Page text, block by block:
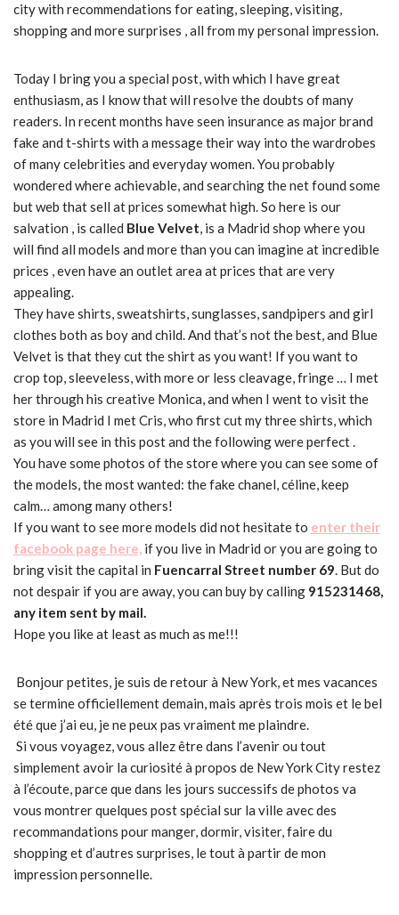
city with recommendations for eating, sleeping, visiting,
shopping and more surprises , all from my personal impression.
Today I bring you a special post, with which I have great
enthusiasm, as I know that will resolve the doubts of many
readers. In recent months have seen insurance as major brand
fake and t-shirts with a message their way into the wardrobes
of many celebrities and everyday women. You probably
wondered where achievable, and searching the net found some
but web that sell at prices somewhat high. So here is our
salvation , is called Blue Velvet, is a Madrid shop where you
will find all models and more than you can imagine at incredible
prices , even have an outlet area at prices that are very
appealing.
They have shirts, sweatshirts, sunglasses, sandpipers and girl
clothes both as boy and child. And that’s not the best, and Blue
Velvet is that they cut the shirt as you want! If you want to
crop top, sleeveless, with more or less cleavage, fringe … I met
her through his creative Monica, and when I went to visit the
store in Madrid I met Cris, who first cut my three shirts, which
as you will see in this post and the following were perfect .
You have some photos of the store where you can see some of
the models, the most wanted: the fake chanel, céline, keep
calm… among many others!
If you want to see more models did not hesitate to enter their
facebook page here, if you live in Madrid or you are going to
bring visit the capital in Fuencarral Street number 69. But do
not despair if you are away, you can buy by calling 915231468,
any item sent by mail.
Hope you like at least as much as me!!!
Bonjour petites, je suis de retour à New York, et mes vacances
se termine officiellement demain, mais après trois mois et le bel
été que j’ai eu, je ne peux pas vraiment me plaindre.
Si vous voyagez, vous allez être dans l’avenir ou tout
simplement avoir la curiosité à propos de New York City restez
à l’écoute, parce que dans les jours successifs de photos va
vous montrer quelques post spécial sur la ville avec des
recommandations pour manger, dormir, visiter, faire du
shopping et d’autres surprises, le tout à partir de mon
impression personnelle.